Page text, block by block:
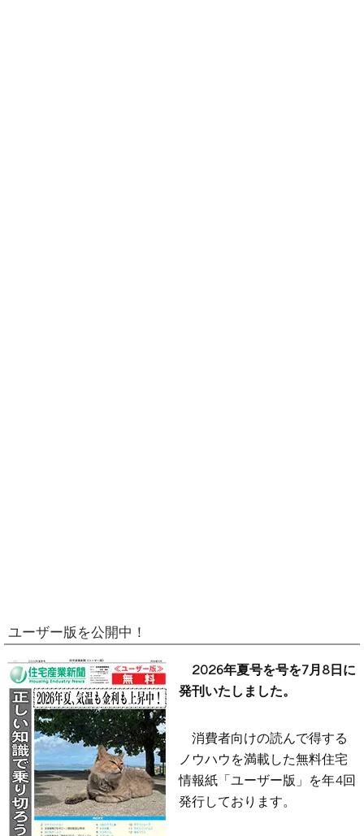
ユーザー版を公開中！
2026年夏号を号を7月8日に
発刊いたしました。
消費者向けの読んで得する
ノウハウを満載した無料住宅
情報紙「ユーザー版」を年4回
発行しております。